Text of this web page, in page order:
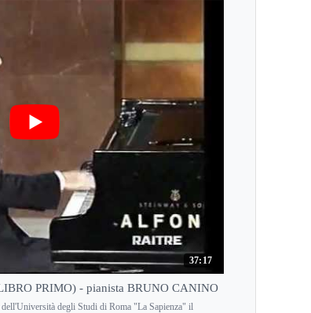
37:17
PRIMO) - pianista BRUNO CANINO
degli Studi di Roma "La Sapienza" il